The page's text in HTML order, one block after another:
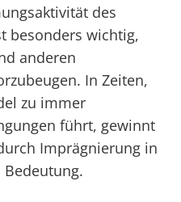
des
besonders wichtig,
anderen
In Zeiten,
zu immer
führt, gewinnt
Imprägnierung in